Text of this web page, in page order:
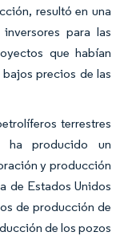
resultó en una
para las
que habían
precios de las
terrestres
ha producido un
y producción
de Estados Unidos
de producción de
de los pozos